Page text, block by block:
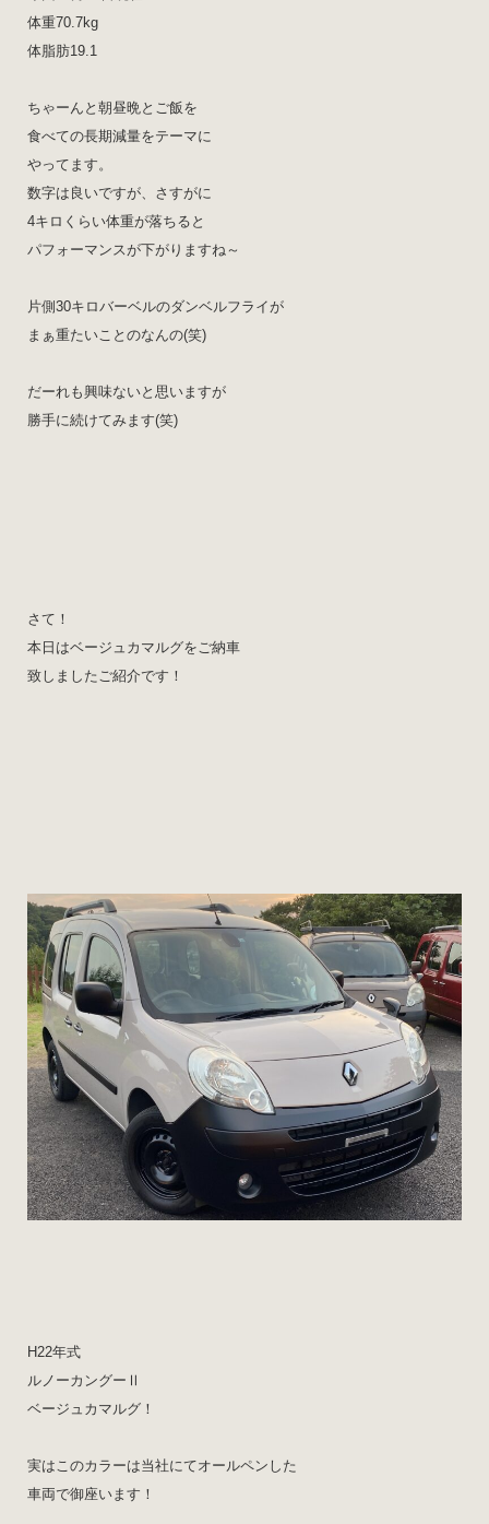
体重70.7kg
体脂肪19.1
ちゃーんと朝昼晩とご飯を
食べての長期減量をテーマに
やってます。
数字は良いですが、さすがに
4キロくらい体重が落ちると
パフォーマンスが下がりますね～
片側30キロバーベルのダンベルフライが
まぁ重たいことのなんの(笑)
だーれも興味ないと思いますが
勝手に続けてみます(笑)
さて！
本日はベージュカマルグをご納車
致しましたご紹介です！
H22年式
ルノーカングーⅡ
ベージュカマルグ！
実はこのカラーは当社にてオールペンした
車両で御座います！